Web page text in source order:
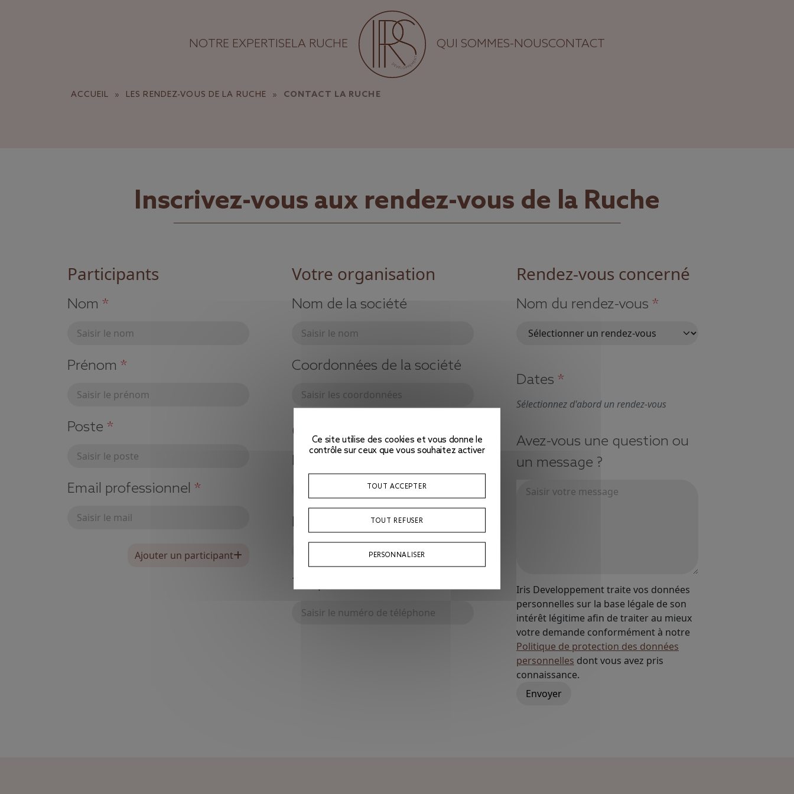
NOTRE EXPERTISELA RUCHE QUI SOMMES-NOUSCONTACT
ACCUEIL » LES RENDEZ-VOUS DE LA RUCHE » CONTACT LA RUCHE
Inscrivez-vous aux rendez-vous de la Ruche
Participants
Nom *
Prénom *
Poste *
Email professionnel *
Ajouter un participant
Votre organisation
Nom de la société
Coordonnées de la société
Contact principal
Nom
Email
Téléphone
Rendez-vous concerné
Nom du rendez-vous *
Dates *
Sélectionnez d'abord un rendez-vous
Avez-vous une question ou
un message ?
Iris Developpement traite vos données
personnelles sur la base légale de son
intérêt légitime afin de traiter au mieux
votre demande conformément à notre
Politique de protection des données
personnelles dont vous avez pris
connaissance.
Ce site utilise des cookies et vous donne le
contrôle sur ceux que vous souhaitez activer
TOUT ACCEPTER
TOUT REFUSER
PERSONNALISER